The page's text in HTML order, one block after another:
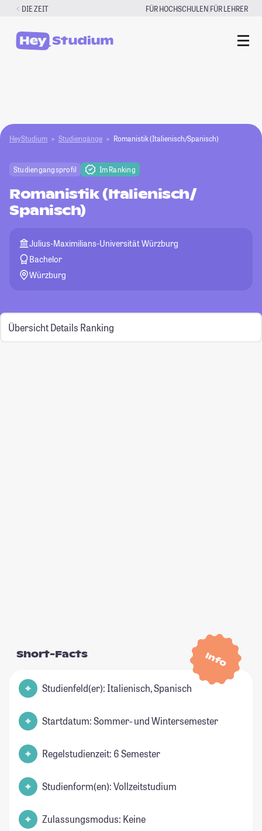
Zum
springen
DIE ZEIT FÜR HOCHSCHULEN|FÜR LEHRER
HeyStudium Studiengänge Romanistik (Italienisch/Spanisch)
Studiengangsprofil Im Ranking
Romanistik (Italienisch/
Spanisch)
Julius-Maximilians-Universität Würzburg
Bachelor
Würzburg
Übersicht Details Ranking
Info
Short-Facts
Studienfeld(er): Italienisch, Spanisch
Startdatum: Sommer- und Wintersemester
Regelstudienzeit: 6 Semester
Studienform(en): Vollzeitstudium
Zulassungsmodus: Keine